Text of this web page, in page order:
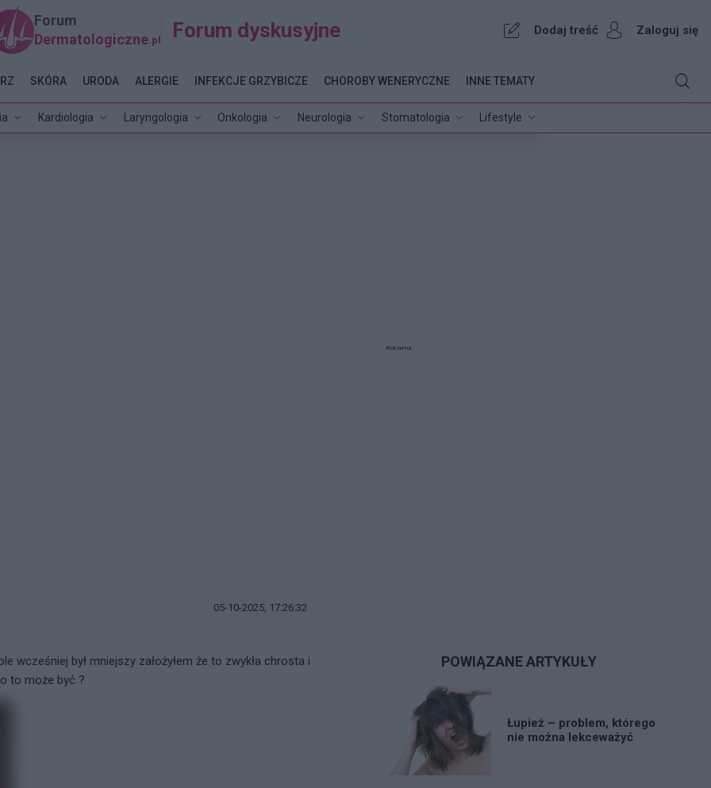
Forum
Dermatologiczne .pl Forum dyskusyjne Dodaj treść Zaloguj się
Kardiologia Laryngologia Onkologia Neurologia Stomatologia Lifestyle
SKÓRA URODA ALERGIE INFEKCJE GRZYBICZE CHOROBY WENERYCZNE INNE TEMATY
05-10-2025, 17:26:32
wcześniej był mniejszy założyłem że to zwykła chrosta i
to może być ?
Reklama:
POWIĄZANE ARTYKUŁY
Łupież – problem, którego
nie można lekceważyć